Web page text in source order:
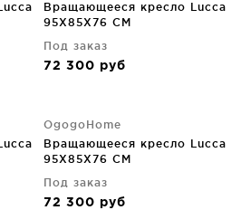
Вращающееся кресло Lucca
95X85X76 CM
Под заказ
72 300 руб
OgogoHome
Вращающееся кресло Lucca
95X85X76 CM
Под заказ
72 300 руб